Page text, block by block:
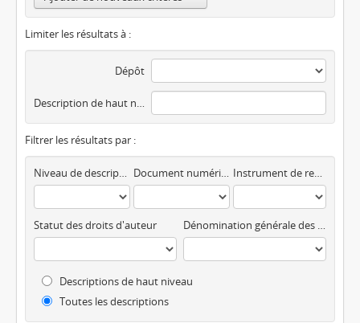
Limiter les résultats à :
Dépôt
Description de haut niveau
Filtrer les résultats par :
Niveau de description Document numérique disponible Instrument de recherche
Statut des droits d'auteur Dénomination générale des documents
Descriptions de haut niveau
Toutes les descriptions